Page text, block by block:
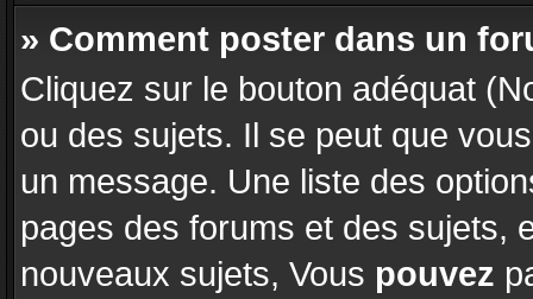
» Comment poster dans un
Cliquez sur le bouton adéquat
ou des sujets. Il se peut que
un message. Une liste des
pages des forums et des sujets,
nouveaux sujets, Vous pouvez